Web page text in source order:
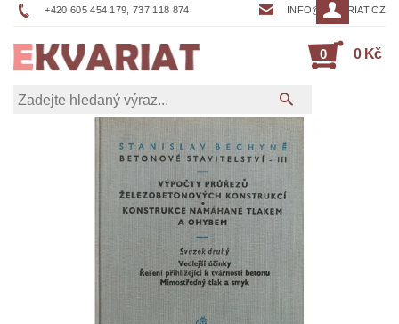
+420 605 454 179, 737 118 874 INFO@EKVARIAT.CZ
0 0 Kč